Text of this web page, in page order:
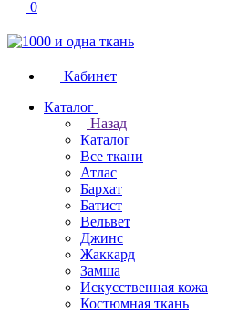
0
Кабинет
Каталог
Назад
Каталог
Все ткани
Атлас
Бархат
Батист
Вельвет
Джинс
Жаккард
Замша
Искусственная кожа
Костюмная ткань